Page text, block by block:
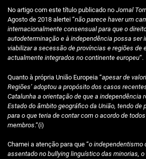
No artigo com este título publicado no Jornal
Agosto de 2018 alertei “não parece haver um
internacionalmente consensual para que o
autodeterminação e à independência possa ser
viabilizar a secessão de províncias e regiões de
actualmente integrados no continente europeu“.
Quanto à própria União Europeia “apesar de
Regiões’ adoptou a propósito dos casos
Catalunha a orientação de que a independência
Estado do âmbito geográfico da União, tendo de
para o que teria de contar com o acordo de
membros.“(i)
Chamei a atenção para que “o independentismo
assentado no bullying linguístico das minorias, o